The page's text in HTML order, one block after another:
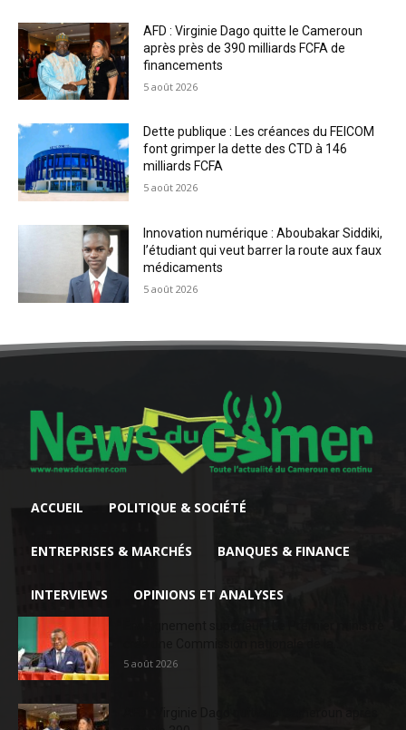
AFD : Virginie Dago quitte le Cameroun
après près de 390 milliards FCFA de
financements
5 août 2026
Dette publique : Les créances du FEICOM
font grimper la dette des CTD à 146
milliards FCFA
5 août 2026
Innovation numérique : Aboubakar Siddiki,
l’étudiant qui veut barrer la route aux faux
médicaments
5 août 2026
ACCUEIL POLITIQUE & SOCIÉTÉ
ENTREPRISES & MARCHÉS BANQUES & FINANCE
INTERVIEWS OPINIONS ET ANALYSES
5 août 2026